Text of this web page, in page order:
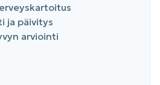
ja päivitys
arviointi